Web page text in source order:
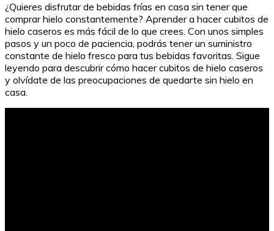
¿Quieres disfrutar de bebidas frías en casa sin tener que
comprar hielo constantemente? Aprender a hacer cubitos de
hielo caseros es más fácil de lo que crees. Con unos simples
pasos y un poco de paciencia, podrás tener un suministro
constante de hielo fresco para tus bebidas favoritas. Sigue
leyendo para descubrir cómo hacer cubitos de hielo caseros
y olvídate de las preocupaciones de quedarte sin hielo en
casa.